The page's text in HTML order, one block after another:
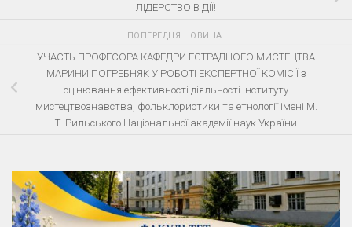
ЛІДЕРСТВО В ДІЇ!
ПОПЕРЕДНЯ НОВИНА
УЧАСТЬ ПРОФЕСОРА КАФЕДРИ ЕСТРАДНОГО МИСТЕЦТВА
МАРИНИ ПОГРЕБНЯК У РОБОТІ ЕКСПЕРТНОЇ КОМІСІЇ з
оцінювання ефективності діяльності Інституту
мистецтвознавства, фольклористики та етнології імені М.
Т. Рильського Національної академії наук України